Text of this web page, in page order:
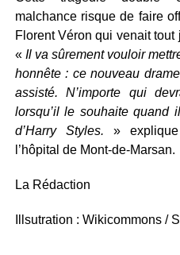
malchance risque de faire
Florent Véron qui venait
« Il va sûrement vouloir
honnête : ce nouveau
assisté. N’importe qui
lorsqu’il le souhaite quand
d’Harry Styles. »
l’hôpital de Mont-de-Marsan.
La Rédaction
Illsutration : Wikicommons /